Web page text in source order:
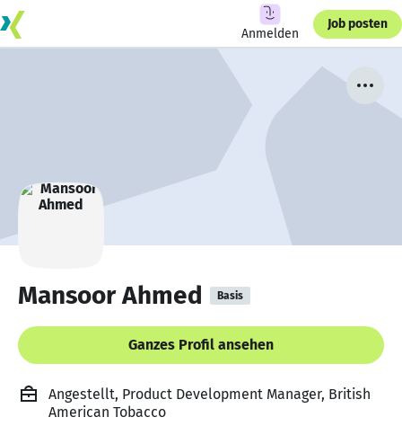
Anmelden
Job posten
Mansoor Ahmed Basis
Ganzes Profil ansehen
Angestellt, Product Development Manager, British
American Tobacco